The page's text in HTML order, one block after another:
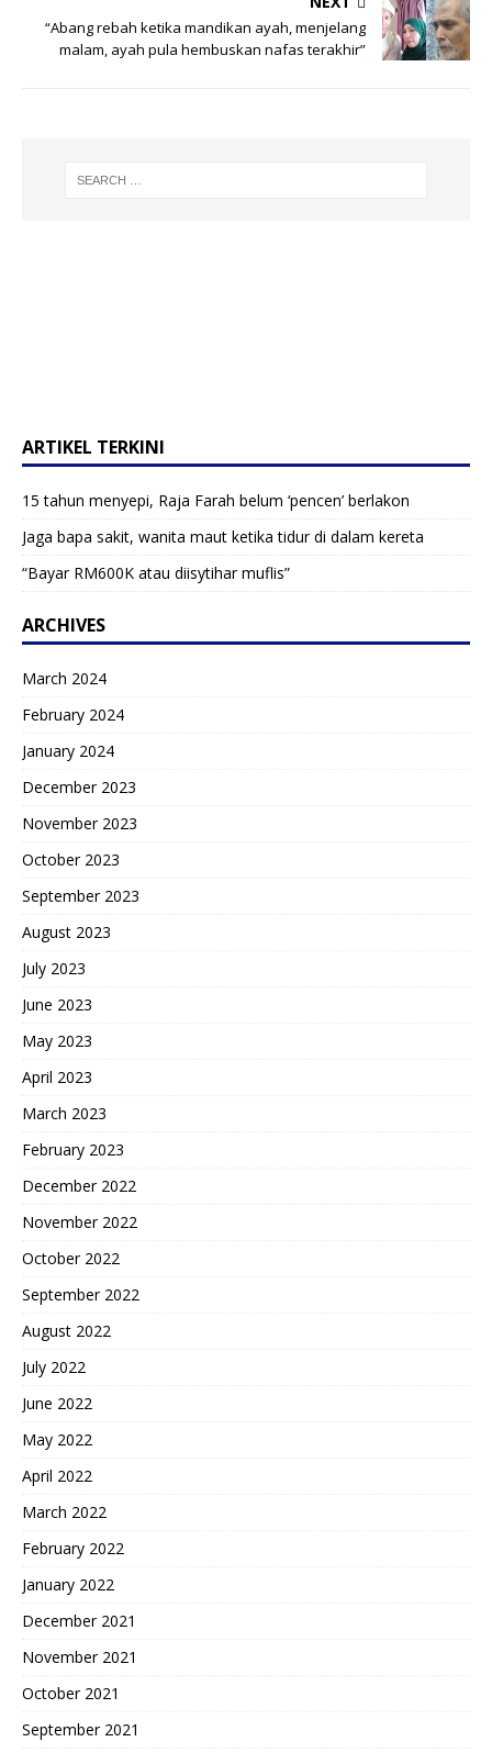
“Abang rebah ketika mandikan ayah, menjelang
malam, ayah pula hembuskan nafas terakhir”
ARTIKEL TERKINI
15 tahun menyepi, Raja Farah belum ‘pencen’ berlakon
Jaga bapa sakit, wanita maut ketika tidur di dalam kereta
“Bayar RM600K atau diisytihar muflis”
ARCHIVES
March 2024
February 2024
January 2024
December 2023
November 2023
October 2023
September 2023
August 2023
July 2023
June 2023
May 2023
April 2023
March 2023
February 2023
December 2022
November 2022
October 2022
September 2022
August 2022
July 2022
June 2022
May 2022
April 2022
March 2022
February 2022
January 2022
December 2021
November 2021
October 2021
September 2021